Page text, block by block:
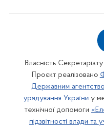
Власність
Проєкт реалізовано
Державним
урядування України у
технічної допомоги
підзвітності влади та